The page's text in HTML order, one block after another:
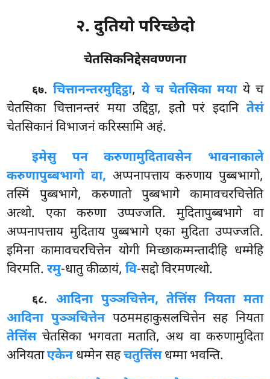
२. दुतियो परिच्छेदो
चेतसिकनिद्देसवण्णना
६७.चित्तानन्तरमुद्दिट्ठा, ये च चेतसिका मयाये च
चेतसिका चित्तानन्तरं मया उद्दिट्ठा, इतो परं इदानि तेसं
चेतसिकानं विभाजनं करिस्सामि अहं.
इमेसु पन करुणामुदितावसेन भावनाकाले
करुणापुब्बभागो वा, अप्पनापत्ताय करुणाय पुब्बभागो,
तस्मिं पुब्बभागे, करुणातो पुब्बभागे कामावचरचित्तेति
अत्थो. एका करुणा उप्पज्जति. मुदितापुब्बभागे वा
अप्पनापत्ताय मुदिताय पुब्बभागे एका मुदिता उप्पज्जति.
इमिना कामावचरचित्तेन योगी मिच्छाकम्मन्तादीहि धम्मेहि
विरमति.रमु-धातु कीळायं,वि-सद्दो विरमणत्थो.
६८. आदिना पुञ्ञचित्तेन, तेत्तिंस नियता मता
आदिना पुञ्ञचित्तेनपठममहाकुसलचित्तेन सह नियता
तेत्तिंसचेतसिका भगवता मताति, अथ वा करुणामुदिता
अनियताएकेनधम्मेन सहचतुत्तिंसधम्मा भवन्ति.